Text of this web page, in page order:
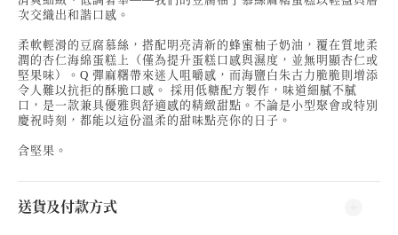
次交織出和諧口感。
柔軟輕滑的豆腐慕絲，搭配明亮清新的蜂蜜柚子奶油，覆在質地柔
潤的杏仁海綿蛋糕上（僅為提升蛋糕口感與濕度，並無明顯杏仁或
堅果味）。Q 彈麻糬帶來迷人咀嚼感，而海鹽白朱古力脆脆則增添
令人難以抗拒的酥脆口感。 採用低糖配方製作，味道細膩不膩
口，是一款兼具優雅與舒適感的精緻甜點。不論是小型聚會或特別
慶祝時刻，都能以這份溫柔的甜味點亮你的日子。
含堅果。
送貨及付款方式